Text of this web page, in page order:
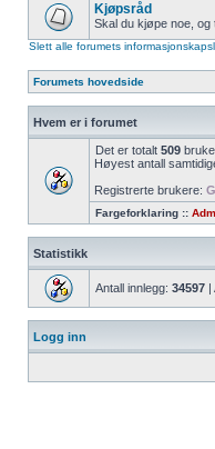
Kjøpsråd
Skal du kjøpe noe, og
Slett alle forumets
Forumets hovedside
Hvem er i forumet
Det er totalt 509
Høyest antall
Registrerte brukere:
Fargeforklaring ::
Statistikk
Antall innlegg: 34597 |
Logg inn